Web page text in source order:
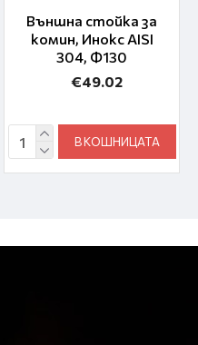
Външна стойка за
комин, Инокс AISI
304, Ф130
€49.02
В КОШНИЦАТА